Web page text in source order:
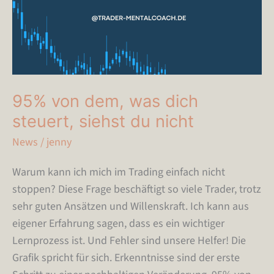
95% von dem, was dich
steuert, siehst du nicht
News / jenny
Warum kann ich mich im Trading einfach nicht
stoppen? Diese Frage beschäftigt so viele Trader, trotz
sehr guten Ansätzen und Willenskraft. Ich kann aus
eigener Erfahrung sagen, dass es ein wichtiger
Lernprozess ist. Und Fehler sind unsere Helfer! Die
Grafik spricht für sich. Erkenntnisse sind der erste